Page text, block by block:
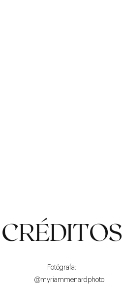
CRÉDITOS
Fotógrafa:
@myriammenardphoto